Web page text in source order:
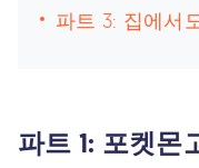
파트 3: 집에서
파트 1: 포켓몬